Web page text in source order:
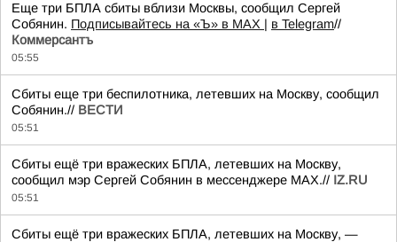
Еще три БПЛА сбиты вблизи Москвы, сообщил Сергей
Собянин. Подписывайтесь на «Ъ» в MAX | в Telegram//
Коммерсантъ
05:55
Сбиты еще три беспилотника, летевших на Москву, сообщил
Собянин.// ВЕСТИ
05:51
Сбиты ещё три вражеских БПЛА, летевших на Москву,
сообщил мэр Сергей Собянин в мессенджере MAX.// IZ.RU
05:51
Сбиты ещё три вражеских БПЛА, летевших на Москву, —